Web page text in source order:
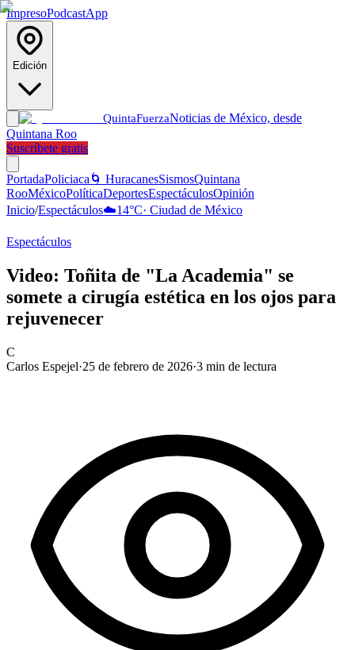
ImpresoPodcastApp
Edición
QuintaFuerzaNoticias de México, desde
Quintana Roo
Suscríbete gratis
PortadaPoliciaca 🌀 HuracanesSismosQuintana
RooMéxicoPolíticaDeportesEspectáculosOpinión
Inicio/Espectáculos☁️14°C· Ciudad de México
Espectáculos
Video: Toñita de "La Academia" se
somete a cirugía estética en los ojos para
rejuvenecer
C
Carlos Espejel·25 de febrero de 2026·3 min de lectura